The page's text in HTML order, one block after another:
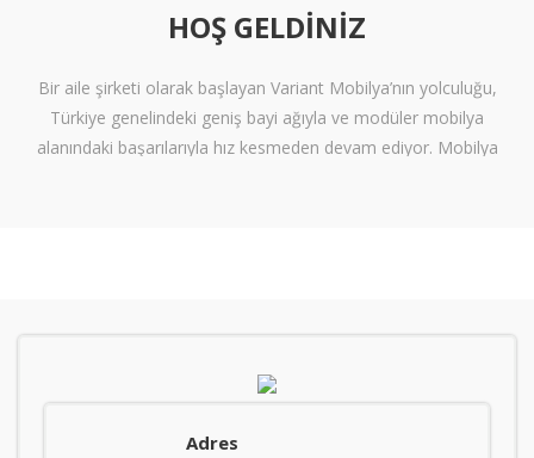
HOŞ GELDINIZ
Bir aile şirketi olarak başlayan Variant Mobilya’nın yolculuğu,
Türkiye genelindeki geniş bayi ağıyla ve modüler mobilya
alanındaki başarılarıyla hız kesmeden devam ediyor. Mobilya
tepelere çıkarıyoruz. Kanserojen içermeyen materyallerle üretilen
standartlarını da karşılar nitelikte. Sağlam işçilik ve kaliteli bir
Adres